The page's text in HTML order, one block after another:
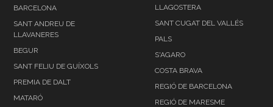
BARCELONA
SANT ANDREU DE
LLAVANERES
BEGUR
SANT FELIU DE GUÍXOLS
PREMIA DE DALT
MATARÓ
LLAGOSTERA
SANT CUGAT DEL VALLÉS
PALS
S'AGARO
COSTA BRAVA
REGIÓ DE BARCELONA
REGIÓ DE MARESME